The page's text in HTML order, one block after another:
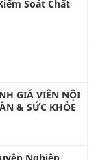
Soát Chất
GIÁ VIÊN NỘI
& SỨC KHỎE